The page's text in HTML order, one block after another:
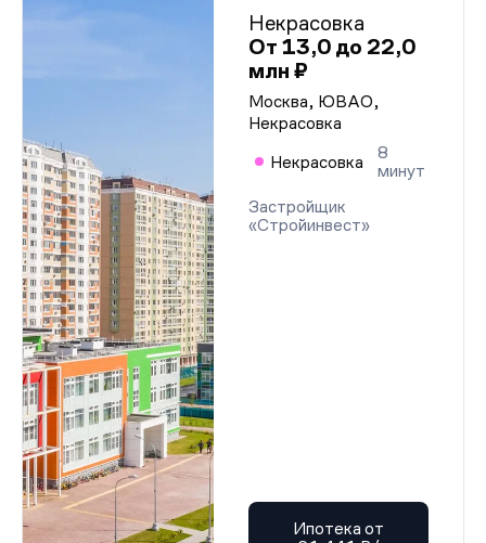
Некрасовка
От 13,0 до 22,0
млн ₽
Москва, ЮВАО,
Некрасовка
Некрасовка
8
минут
Застройщик
«Стройинвест»
Ипотека от